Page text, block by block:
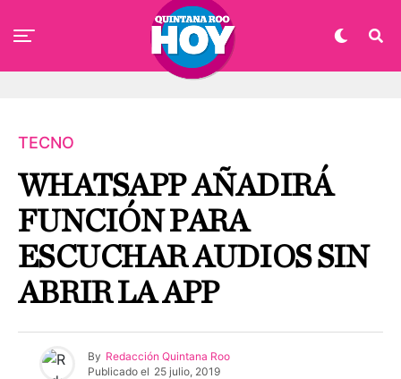
TECNO
WHATSAPP AÑADIRÁ
FUNCIÓN PARA
ESCUCHAR AUDIOS SIN
ABRIR LA APP
By Redacción Quintana Roo
Publicado el 25 julio, 2019